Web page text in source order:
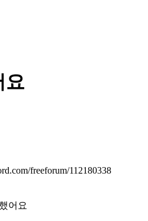
요
freeforum/112180338
어요